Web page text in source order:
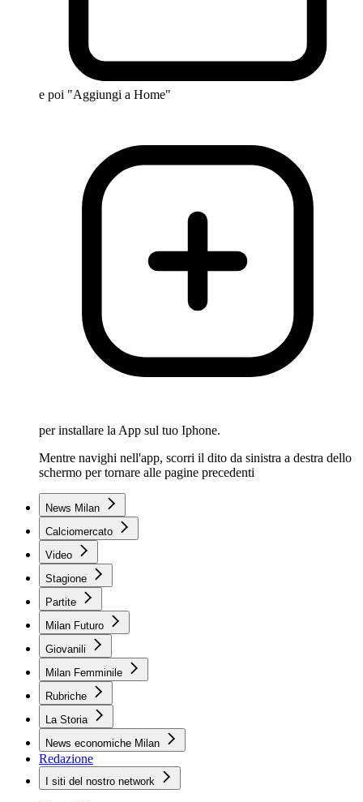
e poi "Aggiungi a Home"
per installare la App sul tuo Iphone.
Mentre navighi nell'app, scorri il dito da sinistra a destra dello
schermo per tornare alle pagine precedenti
News Milan
Calciomercato
Video
Stagione
Partite
Milan Futuro
Giovanili
Milan Femminile
Rubriche
La Storia
News economiche Milan
Redazione
I siti del nostro network